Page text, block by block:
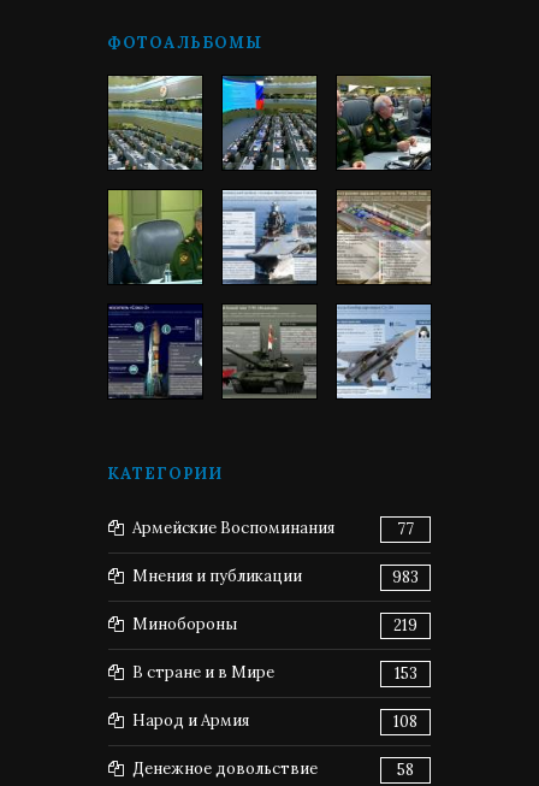
ФОТОАЛЬБОМЫ
КАТЕГОРИИ
Армейские Воспоминания 77
Мнения и публикации 983
Минобороны 219
В стране и в Мире 153
Народ и Армия 108
Денежное довольствие 58